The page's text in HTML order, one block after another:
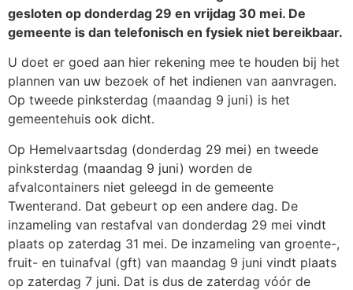
gesloten op donderdag 29 en vrijdag 30 mei. De
gemeente is dan telefonisch en fysiek niet bereikbaar.
U doet er goed aan hier rekening mee te houden bij het
plannen van uw bezoek of het indienen van aanvragen.
Op tweede pinksterdag (maandag 9 juni) is het
gemeentehuis ook dicht.
Op Hemelvaartsdag (donderdag 29 mei) en tweede
pinksterdag (maandag 9 juni) worden de
afvalcontainers niet geleegd in de gemeente
Twenterand. Dat gebeurt op een andere dag. De
inzameling van restafval van donderdag 29 mei vindt
plaats op zaterdag 31 mei. De inzameling van groente-,
fruit- en tuinafval (gft) van maandag 9 juni vindt plaats
op zaterdag 7 juni. Dat is dus de zaterdag vóór de